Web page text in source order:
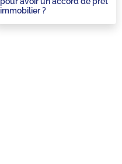
immobilier ?